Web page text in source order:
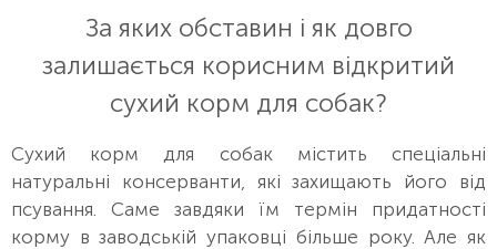
За яких обставин і як довго
залишається корисним відкритий
сухий корм для собак?
Сухий корм для собак містить спеціальні
натуральні консерванти, які захищають його від
псування. Саме завдяки їм термін придатності
корму в заводській упаковці більше року. Але як